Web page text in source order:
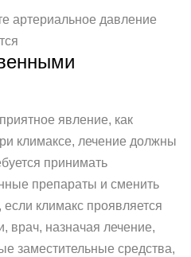
артериальное давление
явление, как
климаксе, лечение должны
принимать
препараты и сменить
климакс проявляется
врач, назначая лечение,
заместительные средства,